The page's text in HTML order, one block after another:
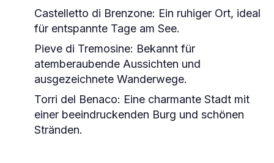
Castelletto di Brenzone: Ein ruhiger Ort, ideal
für entspannte Tage am See.
Pieve di Tremosine: Bekannt für
atemberaubende Aussichten und
ausgezeichnete Wanderwege.
Torri del Benaco: Eine charmante Stadt mit
einer beeindruckenden Burg und schönen
Stränden.